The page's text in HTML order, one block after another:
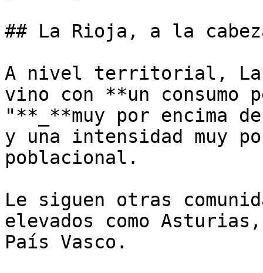
## La Rioja, a la
A nivel territorial, La
vino con **un
"**_**muy por encima
y una intensidad muy
poblacional.
Le siguen otras
elevados como
País Vasco.